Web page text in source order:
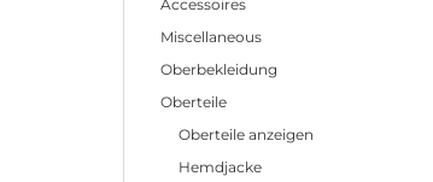
Accessoires
Miscellaneous
Oberbekleidung
Oberteile
Oberteile anzeigen
Hemdjacke